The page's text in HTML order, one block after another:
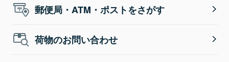
郵便局・ATM・ポストをさがす
荷物のお問い合わせ